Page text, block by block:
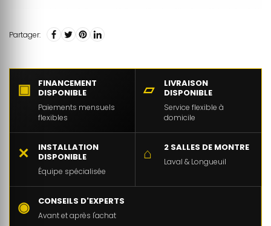
Partager:
▣
FINANCEMENT
DISPONIBLE
Paiements mensuels
flexibles
▱
LIVRAISON
DISPONIBLE
Service flexible à
domicile
✕
INSTALLATION
DISPONIBLE
Équipe spécialisée
⌂ 2 SALLES DE MONTRE
Laval & Longueuil
◉ CONSEILS D'EXPERTS
Avant et après l'achat